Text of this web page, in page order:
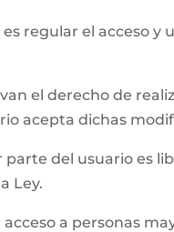
regular el acceso y
el derecho de
acepta dichas
parte del usuario es
Ley.
a personas